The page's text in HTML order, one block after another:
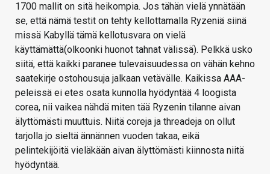
1700 mallit on sitä heikompia. Jos tähän vielä ynnätään
se, että nämä testit on tehty kellottamalla Ryzeniä siinä
missä Kabyllä tämä kellotusvara on vielä
käyttämättä(olkoonki huonot tahnat välissä). Pelkkä usko
siitä, että kaikki paranee tulevaisuudessa on vähän kehno
saatekirje ostohousuja jalkaan vetävälle. Kaikissa AAA-
peleissä ei etes osata kunnolla hyödyntää 4 loogista
corea, nii vaikea nähdä miten tää Ryzenin tilanne aivan
älyttömästi muuttuis. Niitä coreja ja threadeja on ollut
tarjolla jo sieltä ännännen vuoden takaa, eikä
pelintekijöitä vieläkään aivan älyttömästi kiinnosta niitä
hyödyntää.